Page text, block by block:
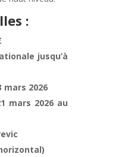
:
jusqu’à
mars 2026
mars 2026 au